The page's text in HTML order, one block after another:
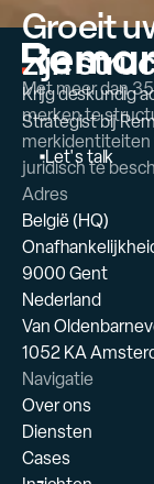
Groeit
zijn
Krijg deskundig
Strategist bij
Let'stalk
Met meer dan
merken te
juridisch te
Adres
België (HQ)
9000 Gent
Nederland
Van
1052 KA
Navigatie
Over ons
Diensten
Cases